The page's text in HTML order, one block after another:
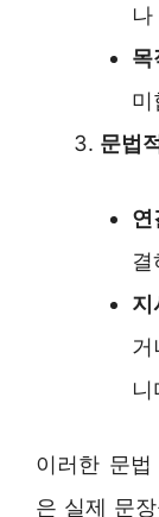
목
미
문법
연
지
거
니
이러한 문
은 실제 문